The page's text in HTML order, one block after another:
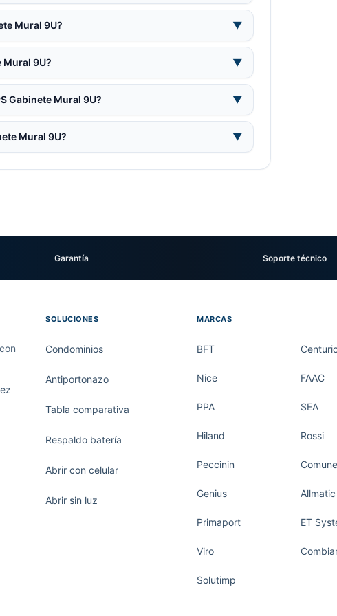
Mural 9U? ▼
Mural 9U? ▼
Gabinete Mural 9U? ▼
Mural 9U? ▼
Garantía Soporte técnico
SOLUCIONES
Condominios
Antiportonazo
Tabla comparativa
Respaldo batería
Abrir con celular
Abrir sin luz
MARCAS
BFT
Nice FAAC
PPA SEA
Hiland Rossi
Peccinin
Genius Allmatic
Primaport ET
Viro
Solutimp